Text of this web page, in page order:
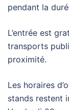
pendant la
L’entrée est
transports
proximité.
Les horaires
stands restent